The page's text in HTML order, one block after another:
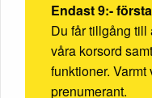
Endast 9:-
Du får tillgång till
våra korsord
funktioner.
prenumerant.